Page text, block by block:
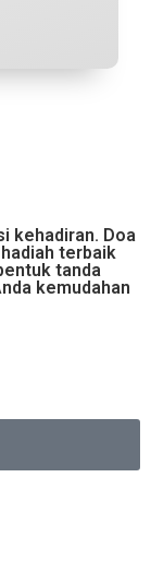
kehadiran. Doa
terbaik
tanda
kemudahan